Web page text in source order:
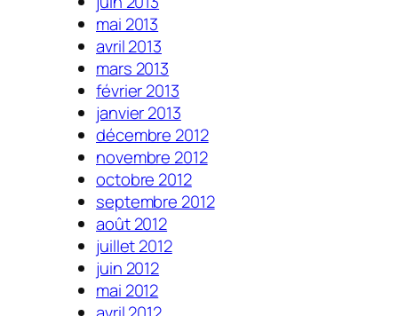
mai 2013
avril 2013
mars 2013
février 2013
janvier 2013
décembre 2012
novembre 2012
octobre 2012
septembre 2012
août 2012
juillet 2012
juin 2012
mai 2012